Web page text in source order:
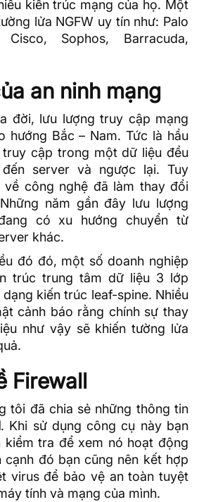
kiến trúc mạng của họ. Một
lửa NGFW uy tín như: Palo
Cisco, Sophos, Barracuda,
an ninh mạng
đời, lưu lượng truy cập mạng
hướng Bắc – Nam. Tức là hầu
cập trong một dữ liệu đều
server và ngược lại. Tuy
về công nghệ đã làm thay đổi
năm gần đây lưu lượng
có xu hướng chuyển từ
khác.
đó đó, một số doanh nghiệp
trúc trung tâm dữ liệu 3 lớp
kiến trúc leaf-spine. Nhiều
cảnh báo rằng chính sự thay
như vậy sẽ khiến tường lửa
Firewall
tôi đã chia sẻ những thông tin
. Khi sử dụng công cụ này bạn
kiểm tra để xem nó hoạt động
đó bạn cũng nên kết hợp
virus để bảo vệ an toàn tuyệt
tính và mạng của mình.